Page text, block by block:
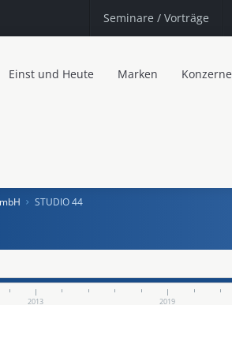
Seminare / Vorträge
Einst und Heute Marken Konzerne
STUDIO 44
2013 2019